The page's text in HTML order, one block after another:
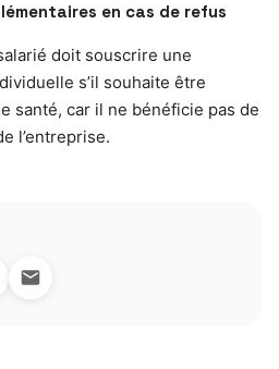
en cas de refus
doit souscrire une
s’il souhaite être
santé, car il ne bénéficie pas de
l’entreprise.